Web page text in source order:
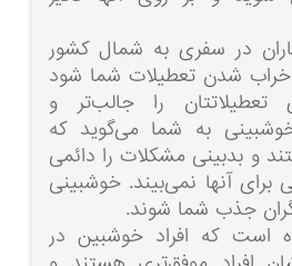
در سفری به شمال کشور
شدن تعطیلات شما شود
را جالب‌تر و
خوشبینی به شما می‌گوید که
و بدبینی مشکلات را دائمی
برای آنها نمی‌بیند. خوشبینی
جذب شما شوند.
است که افراد خوشبین در